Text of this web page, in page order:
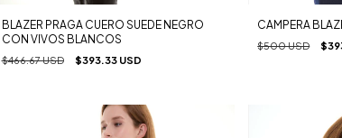
BLAZER PRAGA CUERO SUEDE NEGRO
CON VIVOS BLANCOS
$466.67 USD $393.33 USD
CAMPERA
$500 USD